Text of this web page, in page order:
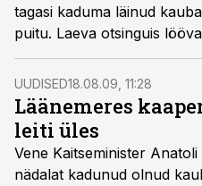
tagasi kaduma läinud
puitu. Laeva otsinguis
võimud.
UUDISED18.08.09, 11:28
Läänemeres
leiti üles
Vene Kaitseminister
nädalat kadunud olnud